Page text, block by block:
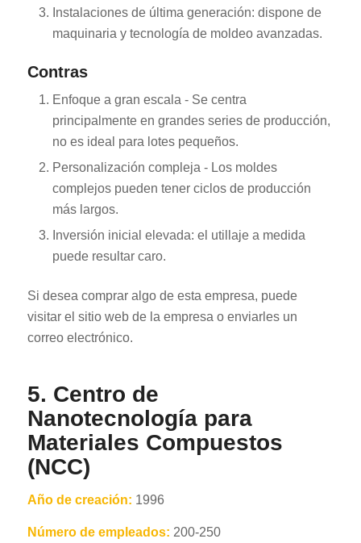
Instalaciones de última generación: dispone de
maquinaria y tecnología de moldeo avanzadas.
Contras
Enfoque a gran escala - Se centra
principalmente en grandes series de producción,
no es ideal para lotes pequeños.
Personalización compleja - Los moldes
complejos pueden tener ciclos de producción
más largos.
Inversión inicial elevada: el utillaje a medida
puede resultar caro.
Si desea comprar algo de esta empresa, puede
visitar el sitio web de la empresa o enviarles un
correo electrónico.
5. Centro de
Nanotecnología para
Materiales Compuestos
(NCC)
Año de creación: 1996
Número de empleados: 200-250